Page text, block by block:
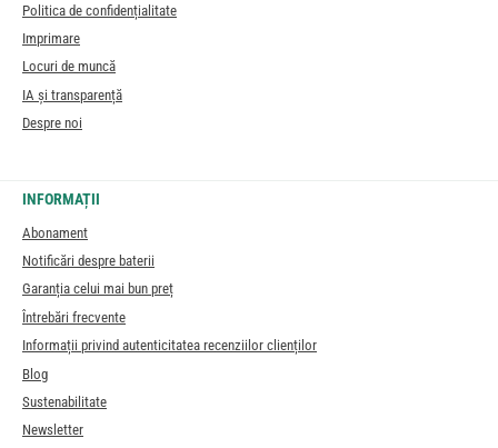
Politica de confidențialitate
Imprimare
Locuri de muncă
IA și transparență
Despre noi
INFORMAȚII
Abonament
Notificări despre baterii
Garanția celui mai bun preț
Întrebări frecvente
Informații privind autenticitatea recenziilor clienților
Blog
Sustenabilitate
Newsletter